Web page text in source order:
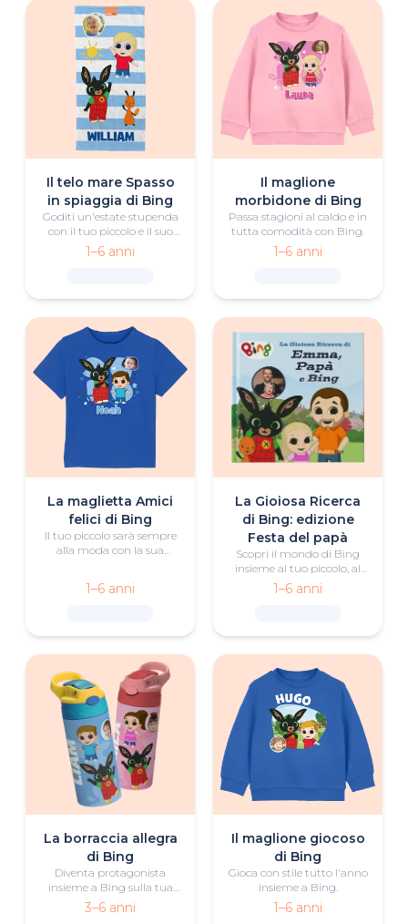
Il telo mare Spasso
in spiaggia di Bing
Goditi un'estate stupenda
con il tuo piccolo e il suo
telo mare personalizzato
di Bing.
1–6 anni
Il maglione
morbidone di Bing
Passa stagioni al caldo e in
tutta comodità con Bing.
1–6 anni
La maglietta Amici
felici di Bing
Il tuo piccolo sarà sempre
alla moda con la sua
1–6 anni
La Gioiosa Ricerca
di Bing: edizione
Festa del papà
Scopri il mondo di Bing
insieme al tuo piccolo, al
suo papà, a Bing e ai suoi
amici in questo libro
1–6 anni
La borraccia allegra
di Bing
Diventa protagonista
insieme a Bing sulla tua
borraccia personalizzata
3–6 anni
Il maglione giocoso
di Bing
Gioca con stile tutto l'anno
insieme a Bing.
1–6 anni